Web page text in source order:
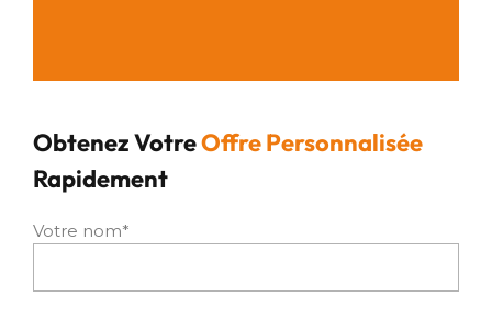
Obtenez VotreOffre Personnalisée
Rapidement
Votre nom*